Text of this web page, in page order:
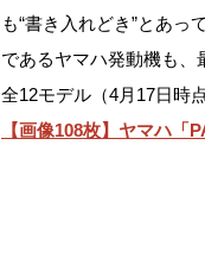
も“書き入れどき”とあ
であるヤマハ発動機も、
全12モデル（4月17日時
【画像108枚】ヤマハ「